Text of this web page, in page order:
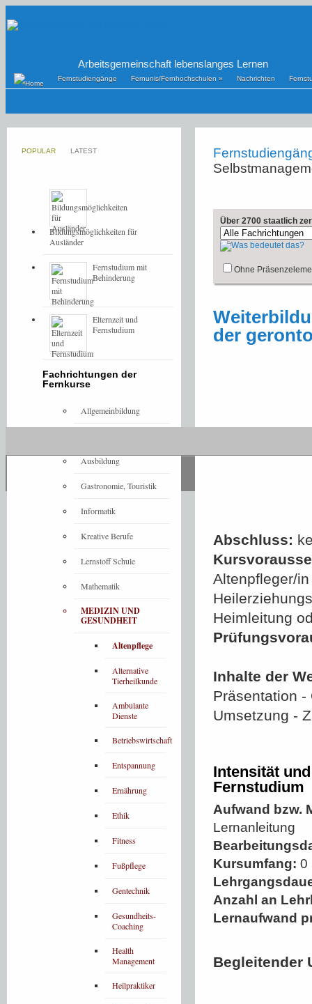
Arbeitsgemeinschaft lebenslanges Lernen
Fernstudiengänge Fernunis/Fernhochschulen » Nachrichten
Über 2700 staatlich
Ohne
der
Abschluss:
Altenpfleger/
Heimleitung
Inhalte der
Präsentation -
Umsetzung -
Intensität
Fernstudium
Aufwand bzw.
Lernanleitung
Kursumfang: 0
Anzahl an
Lernaufwand
Begleitender
POPULAR LATEST
Bildungsmöglichkeiten für
Ausländer
Fernstudium mit
Behinderung
Elternzeit und
Fernstudium
Fachrichtungen der
Fernkurse
Allgemeinbildung
Ausbildung
Gastronomie, Touristik
Informatik
Kreative Berufe
Lernstoff Schule
Mathematik
MEDIZIN UND
GESUNDHEIT
Altenpflege
Alternative
Tierheilkunde
Ambulante
Dienste
Betriebswirtschaft
Entspannung
Ernährung
Ethik
Fitness
Fußpflege
Gentechnik
Gesundheits-
Coaching
Health
Management
Heilpraktiker